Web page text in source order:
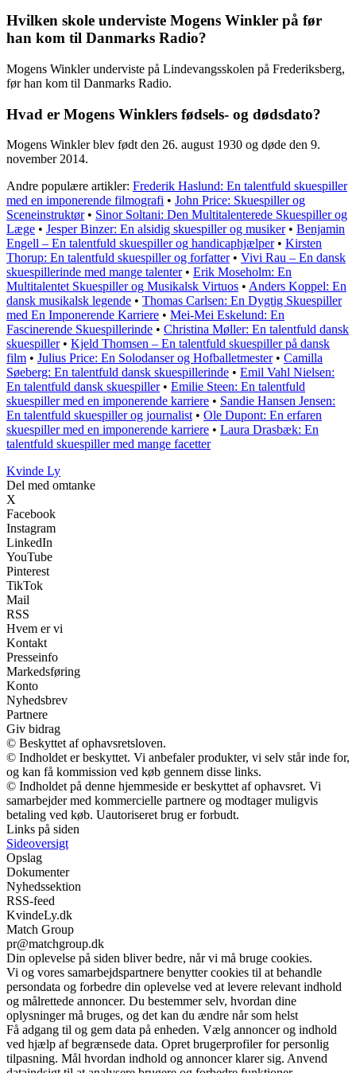
Hvilken skole underviste Mogens Winkler på før
han kom til Danmarks Radio?
Mogens Winkler underviste på Lindevangsskolen på Frederiksberg,
før han kom til Danmarks Radio.
Hvad er Mogens Winklers fødsels- og dødsdato?
Mogens Winkler blev født den 26. august 1930 og døde den 9.
november 2014.
Andre populære artikler: Frederik Haslund: En talentfuld skuespiller
med en imponerende filmografi • John Price: Skuespiller og
Sceneinstruktør• Sinor Soltani: Den Multitalenterede Skuespiller og
Læge • Jesper Binzer: En alsidig skuespiller og musiker• Benjamin
Engell – En talentfuld skuespiller og handicaphjælper• Kirsten
Thorup: En talentfuld skuespiller og forfatter• Vivi Rau – En dansk
skuespillerinde med mange talenter• Erik Moseholm: En
Multitalentet Skuespiller og Musikalsk Virtuos • Anders Koppel: En
dansk musikalsk legende • Thomas Carlsen: En Dygtig Skuespiller
med En Imponerende Karriere • Mei-Mei Eskelund: En
Fascinerende Skuespillerinde • Christina Møller: En talentfuld dansk
skuespiller• Kjeld Thomsen – En talentfuld skuespiller på dansk
film • Julius Price: En Solodanser og Hofballetmester• Camilla
Søeberg: En talentfuld dansk skuespillerinde • Emil Vahl Nielsen:
En talentfuld dansk skuespiller• Emilie Steen: En talentfuld
skuespiller med en imponerende karriere • Sandie Hansen Jensen:
En talentfuld skuespiller og journalist • Ole Dupont: En erfaren
skuespiller med en imponerende karriere • Laura Drasbæk: En
talentfuld skuespiller med mange facetter
Kvinde Ly
Del med omtanke
X
Facebook
Instagram
LinkedIn
YouTube
Pinterest
TikTok
Mail
RSS
Hvem er vi
Kontakt
Presseinfo
Markedsføring
Konto
Nyhedsbrev
Partnere
Giv bidrag
© Beskyttet af ophavsretsloven.
© Indholdet er beskyttet. Vi anbefaler produkter, vi selv står inde for,
og kan få kommission ved køb gennem disse links.
© Indholdet på denne hjemmeside er beskyttet af ophavsret. Vi
samarbejder med kommercielle partnere og modtager muligvis
betaling ved køb. Uautoriseret brug er forbudt.
Links på siden
Sideoversigt
Opslag
Dokumenter
Nyhedssektion
RSS-feed
KvindeLy.dk
Match Group
pr@matchgroup.dk
Din oplevelse på siden bliver bedre, når vi må bruge cookies.
Vi og vores samarbejdspartnere benytter cookies til at behandle
persondata og forbedre din oplevelse ved at levere relevant indhold
og målrettede annoncer. Du bestemmer selv, hvordan dine
oplysninger må bruges, og det kan du ændre når som helst
Få adgang til og gem data på enheden. Vælg annoncer og indhold
ved hjælp af begrænsede data. Opret brugerprofiler for personlig
tilpasning. Mål hvordan indhold og annoncer klarer sig. Anvend